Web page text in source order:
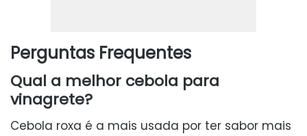
Perguntas Frequentes
Qual a melhor cebola para
vinagrete?
Cebola roxa é a mais usada por ter sabor mais